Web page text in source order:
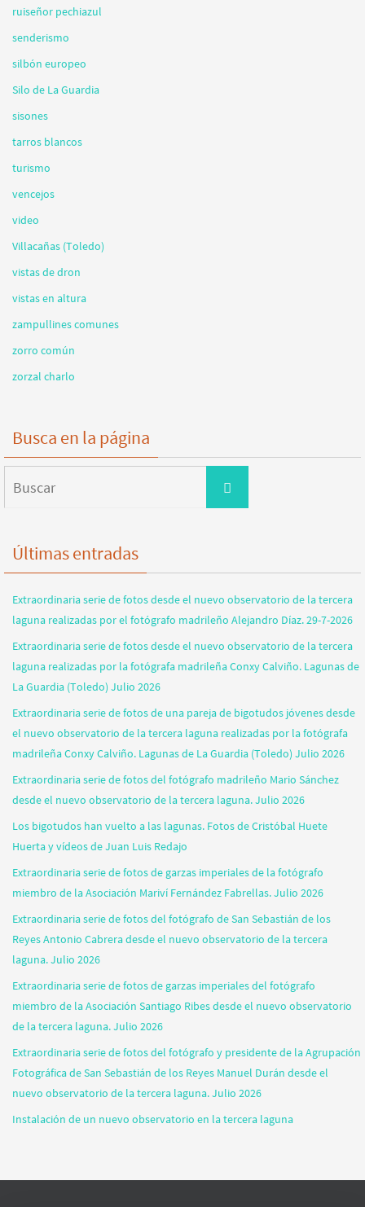
ruiseñor pechiazul
senderismo
silbón europeo
Silo de La Guardia
sisones
tarros blancos
turismo
vencejos
video
Villacañas (Toledo)
vistas de dron
vistas en altura
zampullines comunes
zorro común
zorzal charlo
Busca en la página
Buscar
Últimas entradas
Extraordinaria serie de fotos desde el nuevo observatorio de la tercera
laguna realizadas por el fotógrafo madrileño Alejandro Díaz. 29-7-2026
Extraordinaria serie de fotos desde el nuevo observatorio de la tercera
laguna realizadas por la fotógrafa madrileña Conxy Calviño. Lagunas de
La Guardia (Toledo) Julio 2026
Extraordinaria serie de fotos de una pareja de bigotudos jóvenes desde
el nuevo observatorio de la tercera laguna realizadas por la fotógrafa
madrileña Conxy Calviño. Lagunas de La Guardia (Toledo) Julio 2026
Extraordinaria serie de fotos del fotógrafo madrileño Mario Sánchez
desde el nuevo observatorio de la tercera laguna. Julio 2026
Los bigotudos han vuelto a las lagunas. Fotos de Cristóbal Huete
Huerta y vídeos de Juan Luis Redajo
Extraordinaria serie de fotos de garzas imperiales de la fotógrafo
miembro de la Asociación Mariví Fernández Fabrellas. Julio 2026
Extraordinaria serie de fotos del fotógrafo de San Sebastián de los
Reyes Antonio Cabrera desde el nuevo observatorio de la tercera
laguna. Julio 2026
Extraordinaria serie de fotos de garzas imperiales del fotógrafo
miembro de la Asociación Santiago Ribes desde el nuevo observatorio
de la tercera laguna. Julio 2026
Extraordinaria serie de fotos del fotógrafo y presidente de la Agrupación
Fotográfica de San Sebastián de los Reyes Manuel Durán desde el
nuevo observatorio de la tercera laguna. Julio 2026
Instalación de un nuevo observatorio en la tercera laguna